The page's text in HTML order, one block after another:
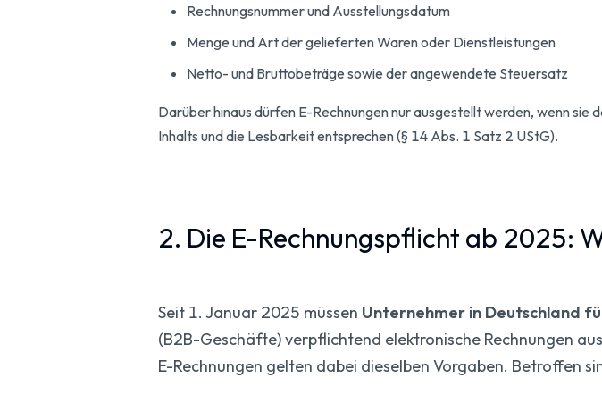
Rechnungsnummer und Ausstellungsdatum
Menge und Art der gelieferten Waren oder Dienstleistungen
Netto- und Bruttobeträge sowie der angewendete Steuersatz
Darüber hinaus dürfen E-Rechnungen nur ausgestellt werden, wenn
Inhalts und die Lesbarkeit entsprechen (§ 14 Abs. 1 Satz 2 UStG).
2. Die E-Rechnungspflicht ab 2025:
Seit 1. Januar 2025 müssen Unternehmer in Deutschland
(B2B-Geschäfte) verpflichtend elektronische Rechnungen
E-Rechnungen gelten dabei dieselben Vorgaben. Betroffen